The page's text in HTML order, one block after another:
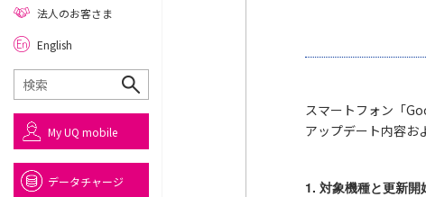
スマートフォン「
アップデート内容お
1. 対象機種と更新開
法人のお客さま
English
My UQ mobile
データチャージ